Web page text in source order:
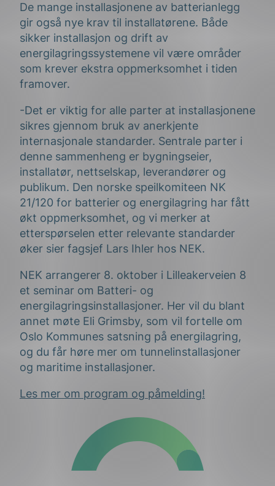
De mange installasjonene av batterianlegg
gir også nye krav til installatørene. Både
sikker installasjon og drift av
energilagringssystemene vil være områder
som krever ekstra oppmerksomhet i tiden
framover.
-Det er viktig for alle parter at installasjonene
sikres gjennom bruk av anerkjente
internasjonale standarder. Sentrale parter i
denne sammenheng er bygningseier,
installatør, nettselskap, leverandører og
publikum. Den norske speilkomiteen NK
21/120 for batterier og energilagring har fått
økt oppmerksomhet, og vi merker at
etterspørselen etter relevante standarder
øker sier fagsjef Lars Ihler hos NEK.
NEK arrangerer 8. oktober i Lilleakerveien 8
et seminar om Batteri- og
energilagringsinstallasjoner. Her vil du blant
annet møte Eli Grimsby, som vil fortelle om
Oslo Kommunes satsning på energilagring,
og du får høre mer om tunnelinstallasjoner
og maritime installasjoner.
Les mer om program og påmelding!